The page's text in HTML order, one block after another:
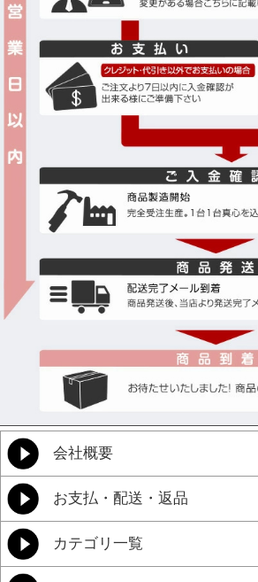
会社概要
お支払・配送・返品
カテゴリ一覧